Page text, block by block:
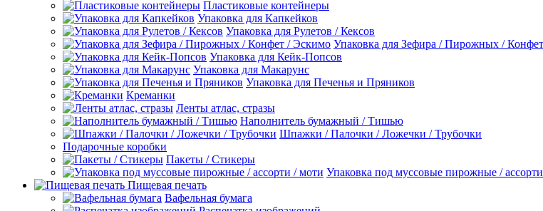
Пластиковые контейнеры
Упаковка для Капкейков
Упаковка для Рулетов / Кексов
Упаковка для Зефира / Пирожных /
Упаковка для Кейк-Попсов
Упаковка для Макарунс
Упаковка для Печенья и Пряников
Креманки
Ленты атлас, стразы
Наполнитель бумажный / Тишью
Шпажки / Палочки / Ложечки / Трубочки
Подарочные коробки
Пакеты / Стикеры
Упаковка под муссовые пирожные /
Пищевая печать
Вафельная бумага